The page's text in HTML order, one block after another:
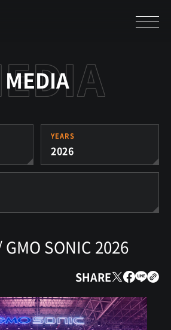
MEDIA
YEARS
2026
SONIC 2026
SHARE